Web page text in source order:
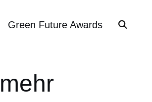
Green Future Awards